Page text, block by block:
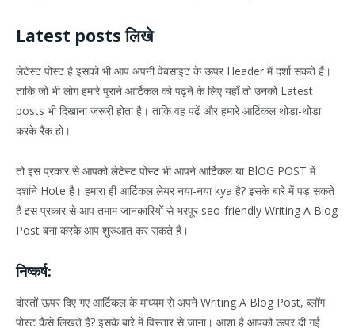
Latest posts लिखे
लेटेस्ट पोस्ट है इसको भी आप अपनी वेबसाइट के ऊपर Header में दर्शा सकते हैं।
ताकि जो भी लोग हमारे पुराने आर्टिकल को पढ़ने के लिए यहाँ तो उनको Latest
posts भी दिखाना जरूरी होता है। ताकि वह पढ़ें और हमारे आर्टिकल थोड़ा-थोड़ा
करके रैंक हो।
तो इस प्रकार से आपको लेटेस्ट पोस्ट भी आपने आर्टिकल या BlOG POST में
दर्शाने Hote है। हमारा ही आर्टिकल लेयर नया-नया kya है? इसके बारे में पड़ सकते
हैं इस प्रकार से आप तमाम जानकारियों से भरपूर seo-friendly Writing A Blog
Post बना करके आप शुरुआत कर सकते हैं।
निष्कर्ष:
दोस्तों ऊपर दिए गए आर्टिकल के माध्यम से अपने Writing A Blog Post, ब्लॉग
पोस्ट कैसे लिखते हैं? इसके बारे में विस्तार से जाना। आशा है आपको ऊपर दी गई